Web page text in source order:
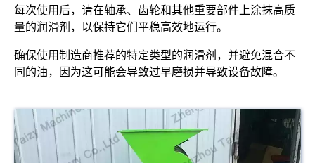
每次使用后，请在轴承、齿轮和其他重要部件上涂抹高质
量的润滑剂，以保持它们平稳高效地运行。
确保使用制造商推荐的特定类型的润滑剂，并避免混合不
同的油，因为这可能会导致过早磨损并导致设备故障。